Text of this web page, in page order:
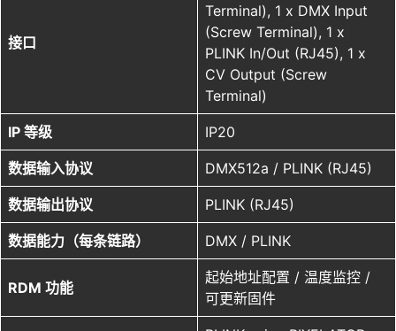
接口
Terminal), 1 x DMX Input
(Screw Terminal), 1 x
PLINK In/Out (RJ45), 1 x
CV Output (Screw
Terminal)
IP 等级 IP20
数据输入协议 DMX512a / PLINK (RJ45)
数据输出协议 PLINK (RJ45)
数据能力（每条链路） DMX / PLINK
RDM 功能
起始地址配置 / 温度监控 /
可更新固件